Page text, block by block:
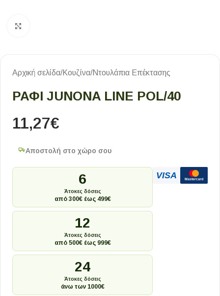
Αρχική σελίδα/Κουζίνα/Ντουλάπια Επέκτασης
ΡΑΦΙ JUNONA LINE POL/40
11,27€
Αποστολή στο χώρο σου
6
Άτοκες δόσεις
από 300€ έως 499€
12
Άτοκες δόσεις
από 500€ έως 999€
24
Άτοκες δόσεις
άνω των 1000€
VISA Mastercard